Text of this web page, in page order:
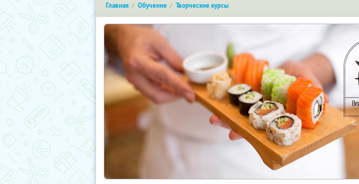
Главная Обучение Творческие курсы